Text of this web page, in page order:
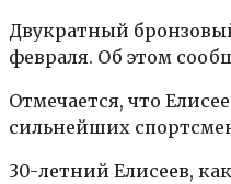
Двукратный
февраля. Об этом
Отмечается, что
сильнейших
30-летний Елисеев,